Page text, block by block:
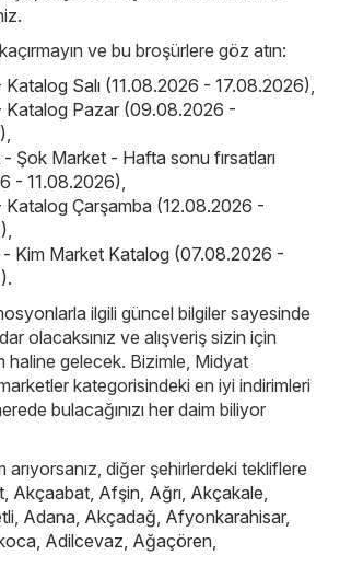
ve bu broşürlere göz atın:
Salı (11.08.2026 - 17.08.2026),
Katalog Pazar (09.08.2026 -
,
Şok Market - Hafta sonu fırsatları
- 11.08.2026),
Katalog Çarşamba (12.08.2026 -
,
- Kim Market Katalog (07.08.2026 -
.
ilgili güncel bilgiler sayesinde
olacaksınız ve alışveriş sizin için
haline gelecek. Bizimle, Midyat
kategorisindeki en iyi indirimleri
bulacağınızı her daim biliyor
arıyorsanız, diğer şehirlerdeki tekliflere
, Akçaabat, Afşin, Ağrı, Akçakale,
, Adana, Akçadağ, Afyonkarahisar,
, Adilcevaz, Ağaçören,